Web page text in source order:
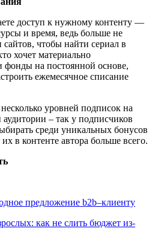
доступ к нужному контенту —
и время, ведь больше не
сайтов, чтобы найти сериал в
хочет материально
фонды на постоянной основе,
ежемесячное списание
уровней подписок на
аудитории – так у подписчиков
среди уникальных бонусов
в контенте автора больше всего.
предложение b2b–клиенту
как не слить бюджет из-